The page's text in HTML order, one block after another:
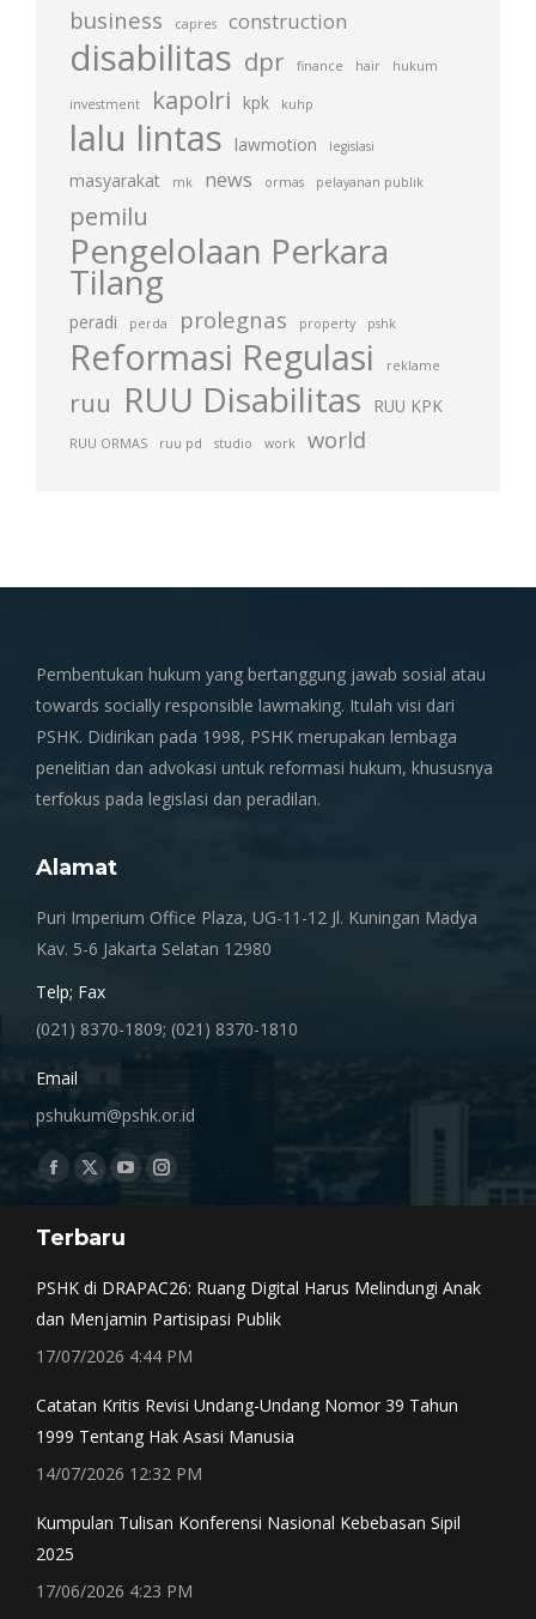
business capres construction
disabilitas dpr finance hair hukum
investment kapolri kpk kuhp
lalu lintas lawmotion legislasi
masyarakat mk news ormas pelayanan publik
pemilu
Pengelolaan Perkara
Tilang
peradi perda prolegnas property pshk
Reformasi Regulasi reklame
ruu RUU Disabilitas RUU KPK
RUU ORMAS ruu pd studio work world
Pembentukan hukum yang bertanggung jawab sosial atau
towards socially responsible lawmaking. Itulah visi dari
PSHK. Didirikan pada 1998, PSHK merupakan lembaga
penelitian dan advokasi untuk reformasi hukum, khususnya
terfokus pada legislasi dan peradilan.
Alamat
Puri Imperium Office Plaza, UG-11-12 Jl. Kuningan Madya
Kav. 5-6 Jakarta Selatan 12980
Telp; Fax
(021) 8370-1809; (021) 8370-1810
Email
pshukum@pshk.or.id
Find us on:
Facebook
opens
window
X
opens
window
YouTube
opens
Instagram
window
Terbaru
PSHK di DRAPAC26: Ruang Digital Harus Melindungi Anak
dan Menjamin Partisipasi Publik
17/07/2026 4:44 PM
Catatan Kritis Revisi Undang-Undang Nomor 39 Tahun
1999 Tentang Hak Asasi Manusia
14/07/2026 12:32 PM
Kumpulan Tulisan Konferensi Nasional Kebebasan Sipil
2025
17/06/2026 4:23 PM